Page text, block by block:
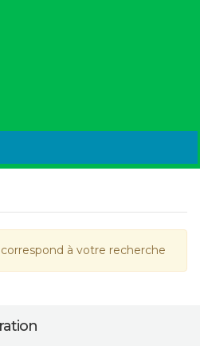
à votre recherche